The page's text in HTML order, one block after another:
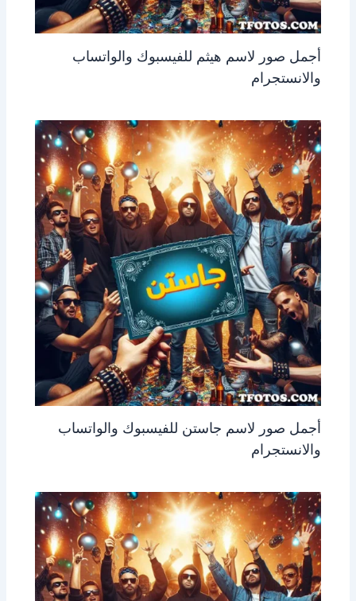
أجمل صور لاسم هيثم للفيسبوك والواتساب
والانستجرام
أجمل صور لاسم جاستن للفيسبوك والواتساب
والانستجرام